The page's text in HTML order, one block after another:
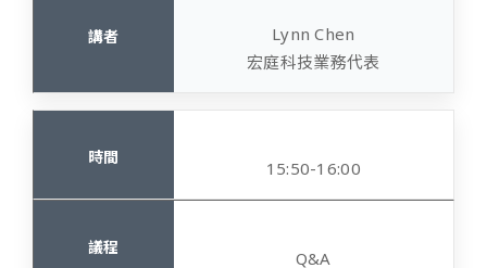
Lynn Chen
宏庭科技業務代表
15:50-16:00
Q&A